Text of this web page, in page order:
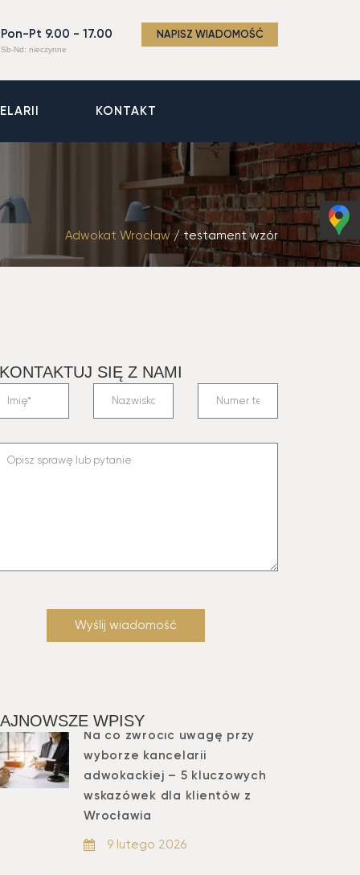
Pon-Pt 9.00 - 17.00
Sb-Nd: nieczynne
NAPISZ WIADOMOŚĆ
KONTAKT
Adwokat Wrocław/testament wzór
SIĘ Z NAMI
WPISY
Na co zwrócić uwagę przy
wyborze kancelarii
adwokackiej – 5 kluczowych
wskazówek dla klientów z
Wrocławia
9 lutego 2026